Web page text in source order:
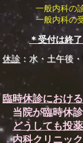
一般内科の診療
一般内科の受付
＊受付は終
休診 ：水・土午後
臨時休診におけ
当院が臨時休
どうしても投
内科クリニッ